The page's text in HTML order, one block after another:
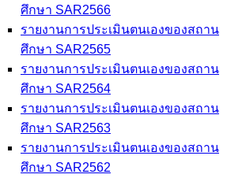
ศึกษา SAR2566
รายงานการประเมินตนเองของสถาน
ศึกษา SAR2565
รายงานการประเมินตนเองของสถาน
ศึกษา SAR2564
รายงานการประเมินตนเองของสถาน
ศึกษา SAR2563
รายงานการประเมินตนเองของสถาน
ศึกษา SAR2562